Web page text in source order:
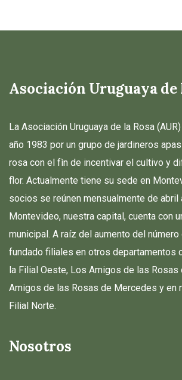
Asociación Uruguaya de
La Asociación Uruguaya de la Rosa
año 1983 por un grupo de jardineros
rosa con el fìn de incentivar el cultivo y
flor. Actualmente tiene su sede en
socios se reúnen mensualmente de abril
Montevideo, nuestra capital, cuenta con
municipal. A raíz del aumento del
fundado filiales en otros departamentos
la Filial Oeste, Los Amigos de las Rosas
Amigos de las Rosas de Mercedes y en
Filial Norte.
Nosotros